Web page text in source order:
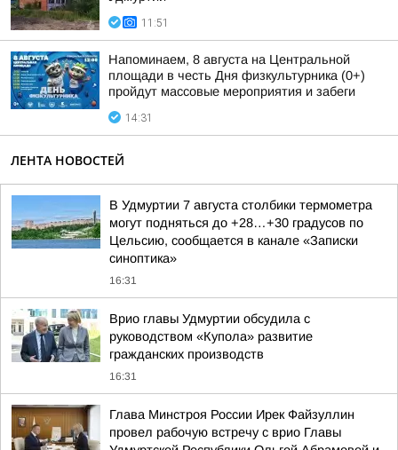
11:51
Напоминаем, 8 августа на Центральной
площади в честь Дня физкультурника (0+)
пройдут массовые мероприятия и забеги
14:31
ЛЕНТА НОВОСТЕЙ
В Удмуртии 7 августа столбики термометра
могут подняться до +28…+30 градусов по
Цельсию, сообщается в канале «Записки
синоптика»
16:31
Врио главы Удмуртии обсудила с
руководством «Купола» развитие
гражданских производств
16:31
Глава Минстроя России Ирек Файзуллин
провел рабочую встречу с врио Главы